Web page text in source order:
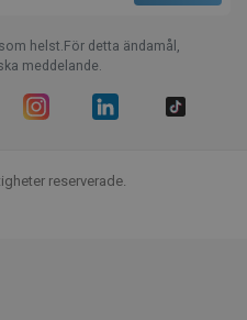
helst.För detta ändamål,
meddelande.
reserverade.